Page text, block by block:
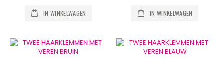
IN WINKELWAGEN IN WINKELWAGEN